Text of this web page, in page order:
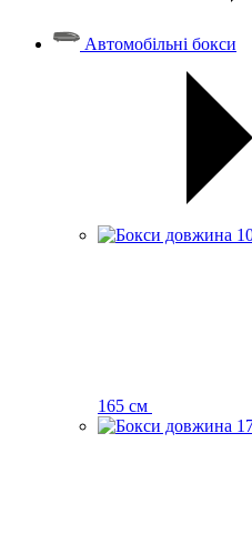
Автомобільні бокси
165 см